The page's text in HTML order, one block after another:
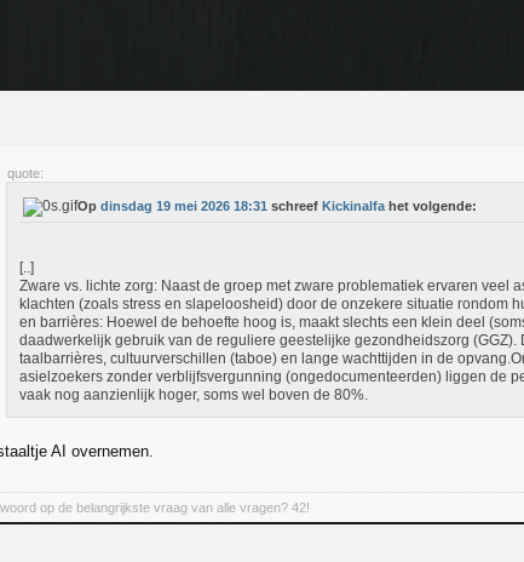
quote:
Op dinsdag 19 mei 2026 18:31 schreef Kickinalfa het volgende:
[..]
Zware vs. lichte zorg: Naast de groep met zware problematiek ervaren veel
klachten (zoals stress en slapeloosheid) door de onzekere situatie rondom
en barrières: Hoewel de behoefte hoog is, maakt slechts een klein deel
daadwerkelijk gebruik van de reguliere geestelijke gezondheidszorg (GGZ).
taalbarrières, cultuurverschillen (taboe) en lange wachttijden in de
asielzoekers zonder verblijfsvergunning (ongedocumenteerden) liggen de
vaak nog aanzienlijk hoger, soms wel boven de 80%.
AI overnemen.
op de belangrijkste vraag van alle vragen? 42!